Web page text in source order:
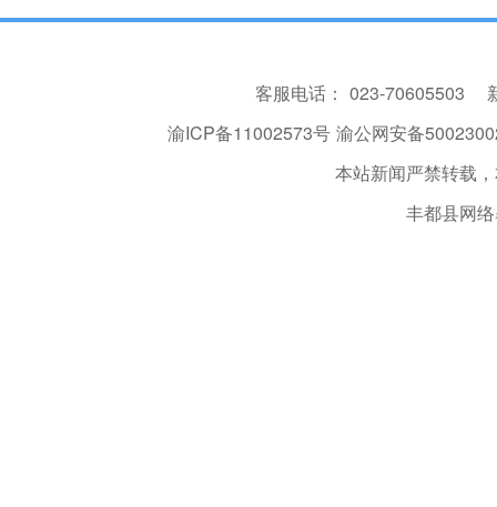
客服电话： 023-70605503
渝ICP备11002573号 渝公网安备
本站新闻严禁转载
丰都县网